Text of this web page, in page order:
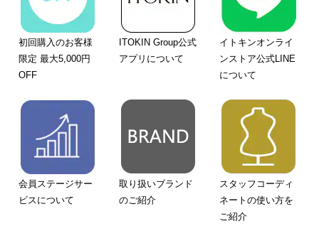
初回購入のお客様
限定 最大5,000円
OFF
ITOKIN Group公式
アプリについて
イトキンオンライ
ンストア公式LINE
について
会員ステージサー
ビスについて
取り扱いブランド
のご紹介
スタッフコーディ
ネートの使い方を
ご紹介